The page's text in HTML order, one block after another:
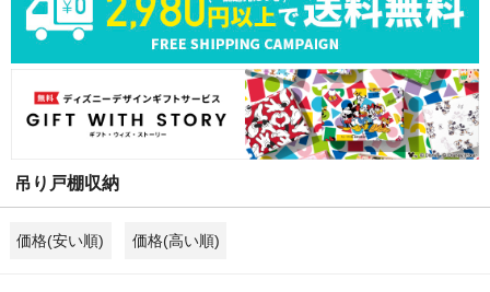
吊り戸棚収納
価格(安い順) 価格(高い順)